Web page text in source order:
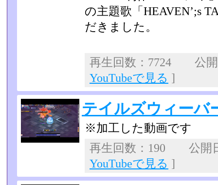
の主題歌「HEAVEN’­;s
だきました。
再生回数：7724 公
YouTubeで見る ]
テイルズウィー
※加工した動画です
再生回数：190 公開
YouTubeで見る ]